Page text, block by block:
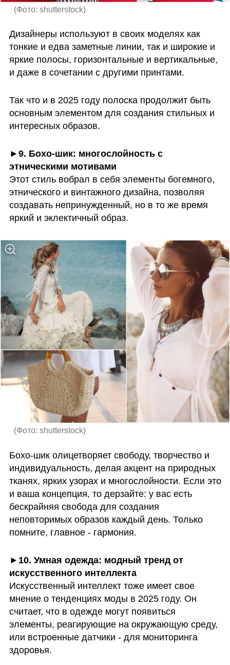
(Фото: shutterstock)
Дизайнеры используют в своих моделях как
тонкие и едва заметные линии, так и широкие и
яркие полосы, горизонтальные и вертикальные,
и даже в сочетании с другими принтами.
Так что и в 2025 году полоска продолжит быть
основным элементом для создания стильных и
интересных образов.
►9. Бохо-шик: многослойность с
этническими мотивами
Этот стиль вобрал в себя элементы богемного,
этнического и винтажного дизайна, позволяя
создавать непринужденный, но в то же время
яркий и эклектичный образ.
(Фото: shutterstock)
Бохо-шик олицетворяет свободу, творчество и
индивидуальность, делая акцент на природных
тканях, ярких узорах и многослойности. Если это
и ваша концепция, то дерзайте: у вас есть
бескрайняя свобода для создания
неповторимых образов каждый день. Только
помните, главное - гармония.
►10. Умная одежда: модный тренд от
искусственного интеллекта
Искусственный интеллект тоже имеет свое
мнение о тенденциях моды в 2025 году. Он
считает, что в одежде могут появиться
элементы, реагирующие на окружающую среду,
или встроенные датчики - для мониторинга
здоровья.